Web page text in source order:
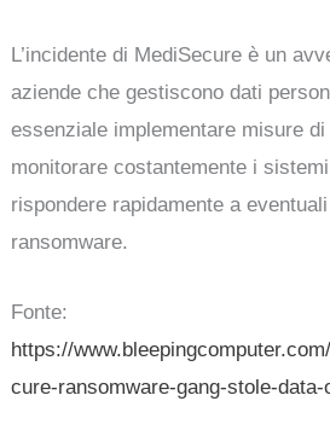
L’incidente di MediSecure è un
aziende che gestiscono dati
essenziale implementare misure
monitorare costantemente i
rispondere rapidamente a
ransomware.
Fonte:
https://
cure-ransomware-gang-stole-